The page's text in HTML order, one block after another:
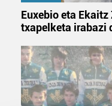
Euxebio eta
txapelketa irabazi